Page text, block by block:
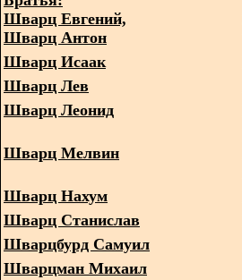
Шварц Евгений,
Шварц Антон
Шварц Исаак
Шварц Лев
Шварц Леонид
Шварц Мелвин
Шварц Нахум
Шварц Станислав
Шварцбурд Самуил
Шварцман Михаил